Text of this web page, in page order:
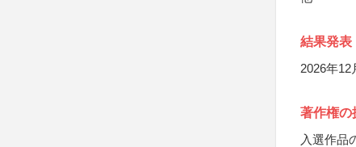
結果発表
2026年12
著作権の
入選作品